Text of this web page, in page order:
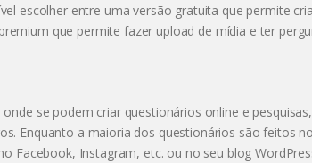
escolher entre uma versão gratuita que permite
que permite fazer upload de mídia e ter
onde se podem criar questionários online e
Enquanto a maioria dos questionários são feitos
Facebook, Instagram, etc. ou no seu blog